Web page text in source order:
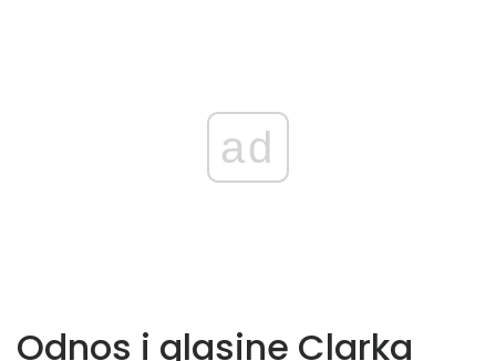
ad
Odnos i glasine Clarka